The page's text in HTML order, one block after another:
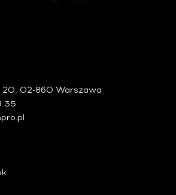
20, 02-860 Warszawa
35